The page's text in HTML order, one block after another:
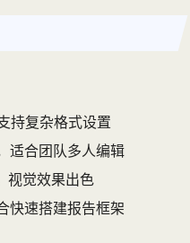
持复杂格式设置
适合团队多人编辑
视觉效果出色
快速搭建报告框架